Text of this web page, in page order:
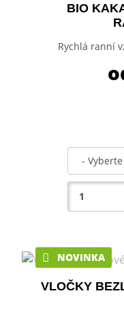
BIO
Rychlá ranní
NOVINKA
VLOČKY